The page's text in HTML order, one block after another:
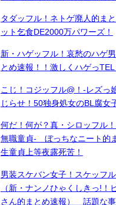
タダッフル！ネトゲ廃人的ま
ット乞食DE2000万パワーズ！
新・ハゲッフル！哀愁のハゲ
とめ速報！！激しくハゲっTEL
こじ！コジッフル@！-レズっ
じらせ！50独身処女のBL腐女
何だ！何が？真・シロッフ
無職童貞- ぼっちなニート的
生童貞上等夜露死苦！
男装スケバン女子！スケッフル
（新・ナンノひゃくしきっ!！
さん的まとめ速報） 話題な事